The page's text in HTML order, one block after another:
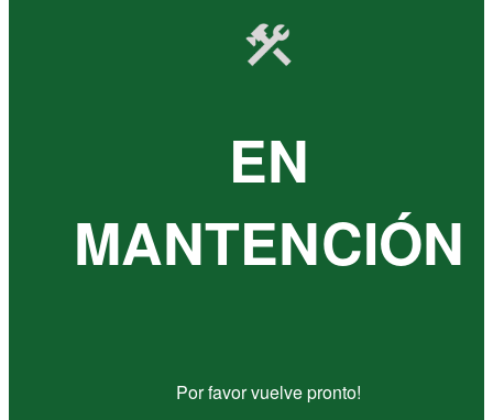
EN
MANTENCIÓN
Por favor vuelve pronto!